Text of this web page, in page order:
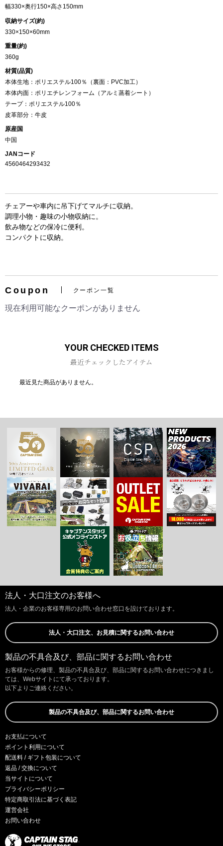
幅330×奥行150×高さ150mm
収納サイズ(約)
330×150×60mm
重量(約)
360g
材質(品質)
本体生地：ポリエステル100％（裏面：PVC加工）
本体内面：ポリエチレンフォーム（アルミ蒸着シート）
テープ：ポリエステル100％
皮革部分：牛皮
原産国
中国
JANコード
4560464293432
チェアーや車内に吊下げてマルチに収納。
調理小物・趣味の小物収納に。
飲み物などの保冷に便利。
コンパクトに収納。
Coupon クーポン一覧
現在利用可能なクーポンがありません
YOUR CHECKED ITEMS
最近チェックしたアイテム
最近見た商品がありません。
法人・大口注文のお客様へ
法人・企業のお客様専用のお問い合わせ窓口を設けております。
法人・大口注文、お見積に関するお問い合わせ
製品の不具合及び、部品に関するお問い合わせ
お客様からの修理、製品の不具合及び、部品に関するお問い合わせにつきまし
ては、Webサイトにて承っております。
以下よりご連絡ください。
製品の不具合及び、部品に関するお問い合わせ
お支払について
ポイント利用について
配送料 / ギフト包装について
返品 / 交換について
当サイトについて
プライバシーポリシー
特定商取引法に基づく表記
運営会社
お問い合わせ